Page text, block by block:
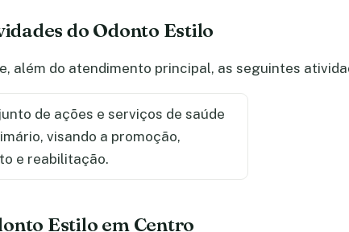
do Odonto Estilo
além do atendimento principal, as seguintes
de ações e serviços de saúde
visando a promoção,
e reabilitação.
Estilo em Centro